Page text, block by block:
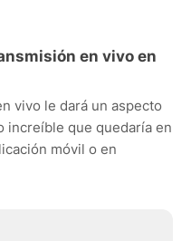
en vivo en
vivo le dará un aspecto
increíble que quedaría en
móvil o en